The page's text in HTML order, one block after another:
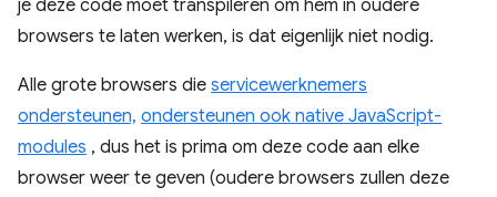
je deze code moet transpileren om hem in oudere
browsers te laten werken, is dat eigenlijk niet nodig.
Alle grote browsers die servicewerknemers
ondersteunen, ondersteunen ook native JavaScript-
modules , dus het is prima om deze code aan elke
browser weer te geven (oudere browsers zullen deze